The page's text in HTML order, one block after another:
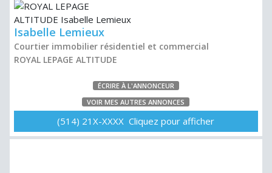
Isabelle Lemieux
Courtier immobilier résidentiel et commercial
ROYAL LEPAGE ALTITUDE
ÉCRIRE À L'ANNONCEUR
VOIR MES AUTRES ANNONCES
(514) 21X-XXXX Cliquez pour afficher